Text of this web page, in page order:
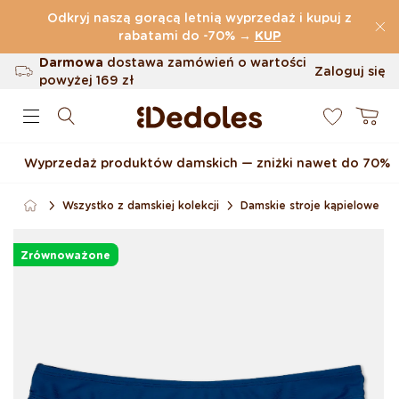
Przejdź do treści
Odkryj naszą gorącą letnią wyprzedaż i kupuj z
rabatami do -70% → KUP
(32.819 Opinie)
Darmowa dostawa zamówień o wartości
powyżej169 zł
Możliwość zwrotu w ciągu 100 dni
Zaloguj się
Koszyk
Wyprzedaż produktów damskich — zniżki nawet do 70%
Wszystko z damskiej kolekcji Damskie stroje kąpielowe
Zrównoważone
informacji o produkcie